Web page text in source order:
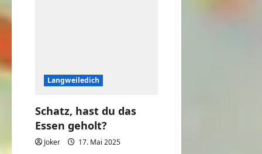
Langweiledich
Schatz, hast du das
Essen geholt?
Joker 17. Mai 2025